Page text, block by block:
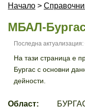
Начало >
МБАЛ-
Последна
На тази страница е
Бургас с основни
дейности.
Област: